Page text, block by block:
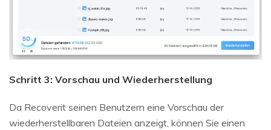
Schritt 3: Vorschau und Wiederherstellung
Da Recoverit seinen Benutzern eine Vorschau der
wiederherstellbaren Dateien anzeigt, können Sie einen